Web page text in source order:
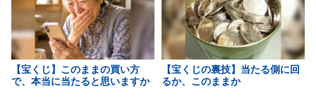
【宝くじ】このままの買い方
で、本当に当たると思いますか
【宝くじの裏技】当たる側に回
るか、このままか